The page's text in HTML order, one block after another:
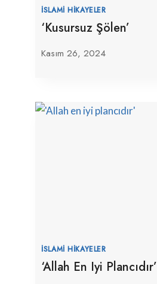
İSLAMI HIKAYELER
‘Kusursuz Şölen’
Kasım 26, 2024
İSLAMI HIKAYELER
‘Allah En Iyi Plancıdır’